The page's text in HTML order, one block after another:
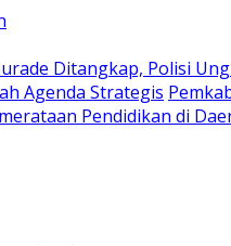
Ditangkap, Polisi
Agenda Strategis
Pendidikan di